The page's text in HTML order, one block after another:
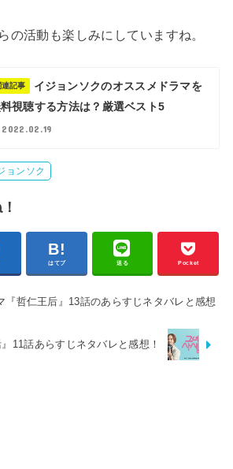
の活動も楽しみにしていますね。
連記事
イジョンソクのオススメドラマを
視聴する方法は？厳選ベスト5
2022.02.19
ョンソク
はてブ 送る Pocket
『哲仁王后』13話のあらすじネタバレと感想
』11話あらすじネタバレと感想！